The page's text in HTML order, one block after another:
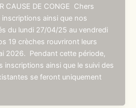
CAUSE DE CONGE Chers
inscriptions ainsi que nos
du lundi 27/04/25 au vendredi
19 crèches rouvriront leurs
2026. Pendant cette période,
inscriptions ainsi que le suivi des
se feront uniquement